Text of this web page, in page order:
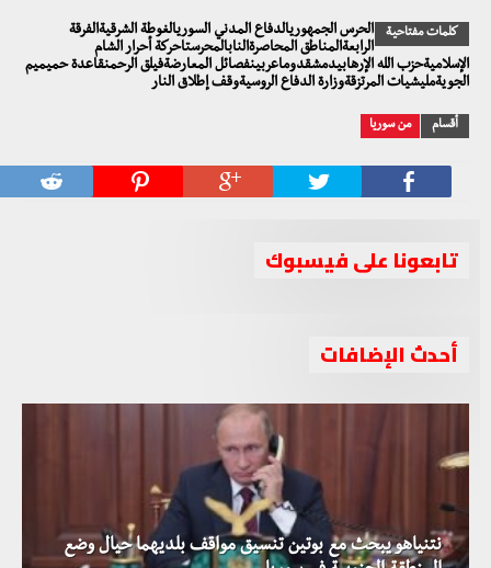
كلمات مفتاحية
الحرس الجمهوريالدفاع المدني السوريالغوطة الشرقيةالفرقة
الرابعةالمناطق المحاصرةالنابالمحرستاحركة أحرار الشام
الإسلاميةحزب الله الإرهابيدمشقدوماعربينفصائل المعارضةفيلق الرحمنقاعدة حميميم
الجويةمليشيات المرتزقةوزارة الدفاع الروسيةوقف إطلاق النار
أقسام من سوريا
تابعونا على فيسبوك
أحدث الإضافات
نتنياهو يبحث مع بوتين تنسيق مواقف بلديهما حيال وضع